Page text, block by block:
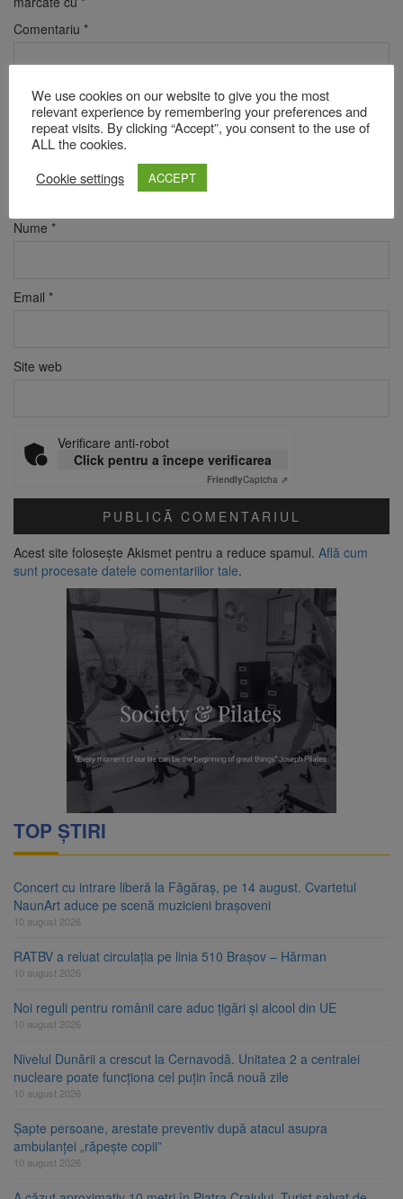
Comentariu *
Nume *
Email *
Site web
Verificare anti-robot
Click pentru a începe verificarea
FriendlyCaptcha ⇗
Acest site folosește Akismet pentru a reduce spamul. Află cum
sunt procesate datele comentariilor tale.
TOP ȘTIRI
Concert cu intrare liberă la Făgăraș, pe 14 august. Cvartetul
NaunArt aduce pe scenă muzicieni brașoveni
10 august 2026
RATBV a reluat circulația pe linia 510 Brașov – Hărman
10 august 2026
Noi reguli pentru românii care aduc țigări și alcool din UE
10 august 2026
Nivelul Dunării a crescut la Cernavodă. Unitatea 2 a centralei
nucleare poate funcționa cel puțin încă nouă zile
10 august 2026
Șapte persoane, arestate preventiv după atacul asupra
ambulanței „răpește copii”
10 august 2026
We use cookies on our website to give you the most
relevant experience by remembering your preferences and
repeat visits. By clicking “Accept”, you consent to the use of
ALL the cookies.
Cookie settings
ACCEPT